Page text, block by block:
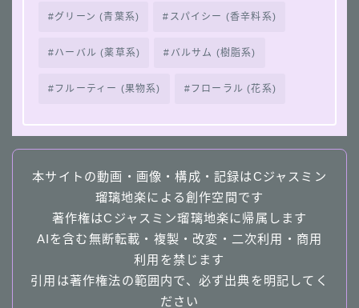
グリーン (青葉系) スパイシー (香辛料系)
ハーバル (薬草系) バルサム (樹脂系)
フルーティー (果物系) フローラル (花系)
本サイトの動画・画像・構成・記録はCジャスミン
瑠璃地楽による創作空間です
著作権はCジャスミン瑠璃地楽に帰属します
AIを含む無断転載・複製・改変・二次利用・商用
利用を禁じます
引用は著作権法の範囲内で、必ず出典を明記してく
ださい